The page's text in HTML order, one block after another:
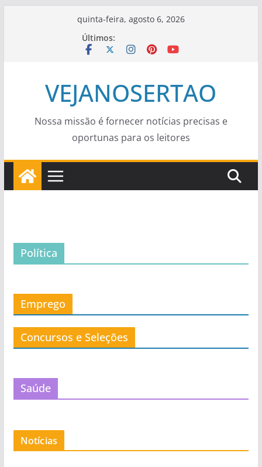
quinta-feira, agosto 6, 2026
Últimos:
VEJANOSERTAO
Nossa missão é fornecer notícias precisas e
oportunas para os leitores
Política
Emprego
Concursos e Seleções
Saúde
Notícias